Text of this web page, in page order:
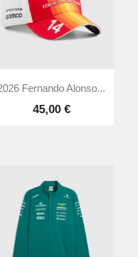
Fernando Alonso...
45,00 €